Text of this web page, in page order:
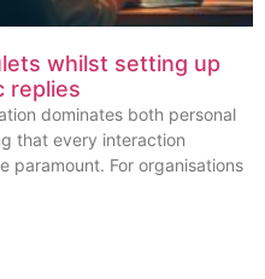
whilst setting up
replies
dominates both personal
that every interaction
paramount. For organisations